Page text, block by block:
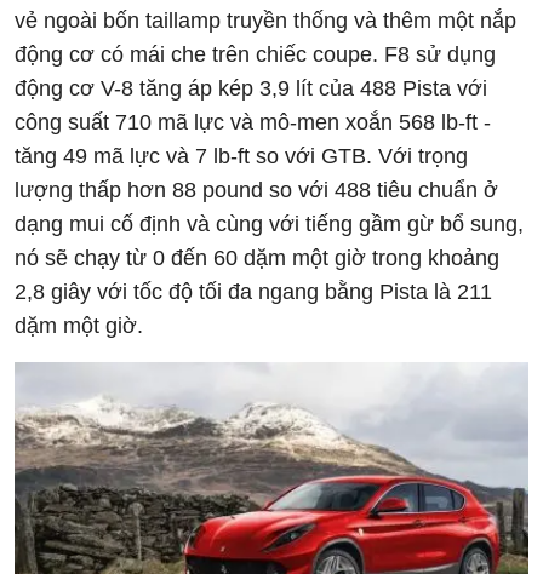
vẻ ngoài bốn taillamp truyền thống và thêm một nắp
động cơ có mái che trên chiếc coupe. F8 sử ​​dụng
động cơ V-8 tăng áp kép 3,9 lít của 488 Pista với
công suất 710 mã lực và mô-men xoắn 568 lb-ft -
tăng 49 mã lực và 7 lb-ft so với GTB. Với trọng
lượng thấp hơn 88 pound so với 488 tiêu chuẩn ở
dạng mui cố định và cùng với tiếng gầm gừ bổ sung,
nó sẽ chạy từ 0 đến 60 dặm một giờ trong khoảng
2,8 giây với tốc độ tối đa ngang bằng Pista là 211
dặm một giờ.